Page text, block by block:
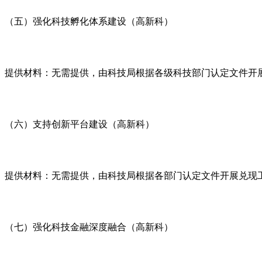
（五）强化科技孵化体系建设（高新科）
提供材料：无需提供，由科技局根据各级科技部门认定文件开
（六）支持创新平台建设（高新科）
提供材料：无需提供，由科技局根据各部门认定文件开展兑现
（七）强化科技金融深度融合（高新科）